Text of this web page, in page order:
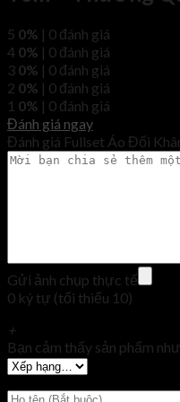
5 0% | 0 đánh giá
4 0% | 0 đánh giá
3 0% | 0 đánh giá
2 0% | 0 đánh giá
1 0% | 0 đánh giá
Đánh giá ngay
Đánh giá Fullset Áo Đối
Gửi ảnh chụp thực tế
0 ký tự (tối thiểu 10)
+
Bạn cảm thấy sản phẩm